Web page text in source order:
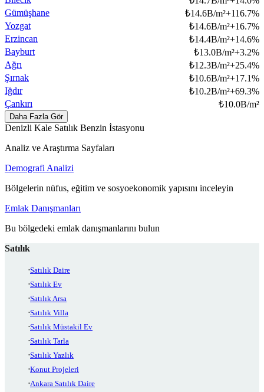
Gümüşhane
₺14.6B/m²+116.7%
Yozgat
₺14.6B/m²+16.7%
Erzincan
₺14.4B/m²+14.6%
Bayburt
₺13.0B/m²+3.2%
Ağrı
₺12.3B/m²+25.4%
Şırnak
₺10.6B/m²+17.1%
Iğdır
₺10.2B/m²+69.3%
Çankırı
₺10.0B/m²
Daha Fazla Gör
Denizli Kale Satılık Benzin İstasyonu
Analiz ve Araştırma Sayfaları
Demografi Analizi
Bölgelerin nüfus, eğitim ve sosyoekonomik yapısını inceleyin
Emlak Danışmanları
Bu bölgedeki emlak danışmanlarını bulun
Satılık
Satılık Daire
Satılık Ev
Satılık Arsa
Satılık Villa
Satılık Müstakil Ev
Satılık Tarla
Satılık Yazlık
Konut Projeleri
Ankara Satılık Daire